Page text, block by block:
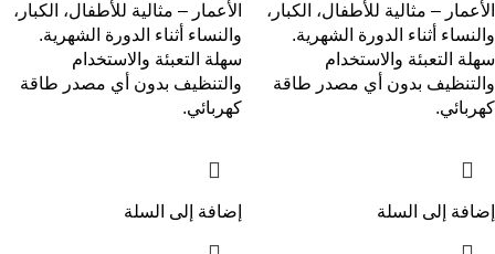
الأعمار – مثالية للأطفال، الكبار،
والنساء أثناء الدورة الشهرية.
سهلة التعبئة والاستخدام
والتنظيف بدون أي مصدر طاقة
كهربائي.
إضافة إلى السلة
الأعمار – مثالية للأطفال، الكبار،
والنساء أثناء الدورة الشهرية.
سهلة التعبئة والاستخدام
والتنظيف بدون أي مصدر طاقة
كهربائي.
إضافة إلى السلة